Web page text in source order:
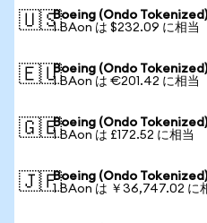
🇺🇸Boeing (Ondo Tokenized)
1 BAon は $232.09 に相当
🇪🇺Boeing (Ondo Tokenized)
1 BAon は €201.42 に相当
🇬🇧Boeing (Ondo Tokenized)
1 BAon は £172.52 に相当
🇯🇵Boeing (Ondo Tokenized)
1 BAon は ￥36,747.02 に